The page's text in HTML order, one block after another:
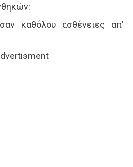
καθόλου ασθένειες απ’